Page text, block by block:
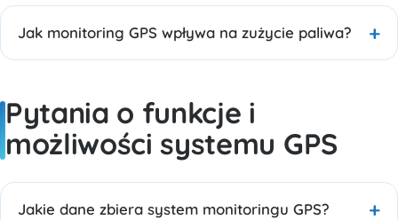
Jak monitoring GPS wpływa na zużycie paliwa?
Pytania o funkcje i
możliwości systemu GPS
Jakie dane zbiera system monitoringu GPS?